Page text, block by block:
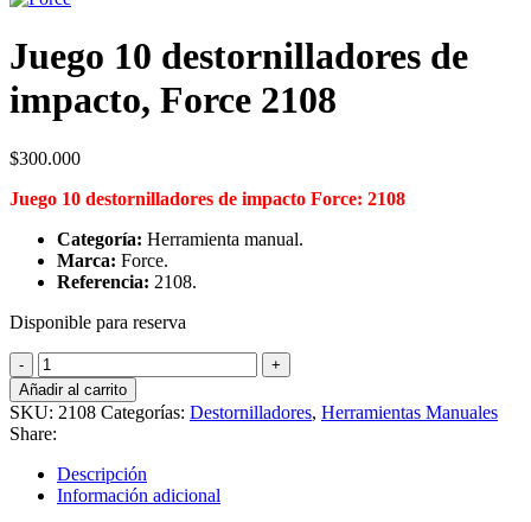
Juego 10 destornilladores de
impacto, Force 2108
$300.000
Juego 10 destornilladores de impacto Force: 2108
Categoría: Herramienta manual.
Marca: Force.
Referencia: 2108.
Disponible para reserva
Juego
10
destornilladores
de
impacto,
Force
2108
cantidad
Añadir al carrito
SKU: 2108 Categorías: Destornilladores, Herramientas Manuales
Share:
Descripción
Información adicional